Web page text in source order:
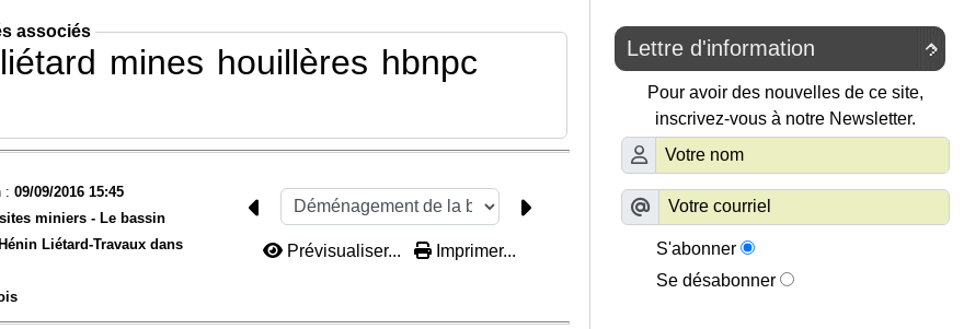
associés
mines houillères hbnpc
: 09/09/2016 15:45
miniers - Le bassin
Liétard-Travaux dans
Prévisualiser... Imprimer...

Lettre d'information
Pour avoir des nouvelles de ce site,
inscrivez-vous à notre Newsletter.
S'abonner
Se désabonner